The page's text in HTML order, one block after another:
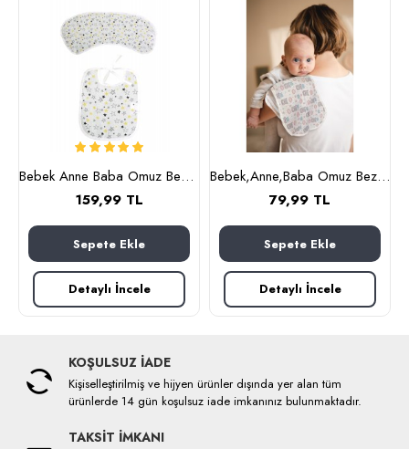
Bebek Anne Baba Omuz Bezi ve Mama Önlüğü, İkili Set, OEKO-TEX sertifikalı, Burpy Bip Organic Cloth YILDIZ Desenli Feeding Cloth%100 Pamuk Multi-Use Burp Cloth Bib 67x28 cm
159,99 TL
Sepete Ekle
Detaylı İncele
Bebek,Anne,Baba Omuz Bezi ve Mama Önlüğü, İkili Set, OEKO-TEX sertifikalı, Burpy Bip Organic Cloth KRAL AYI Desenli Feeding Cloth%100 Pamuk Multi-Use Burp Cloth and Bib 67x28 cm
79,99 TL
Sepete Ekle
Detaylı İncele
KOŞULSUZ İADE
Kişiselleştirilmiş ve hijyen ürünler dışında yer alan tüm
ürünlerde 14 gün koşulsuz iade imkanınız bulunmaktadır.
TAKSİT İMKANI